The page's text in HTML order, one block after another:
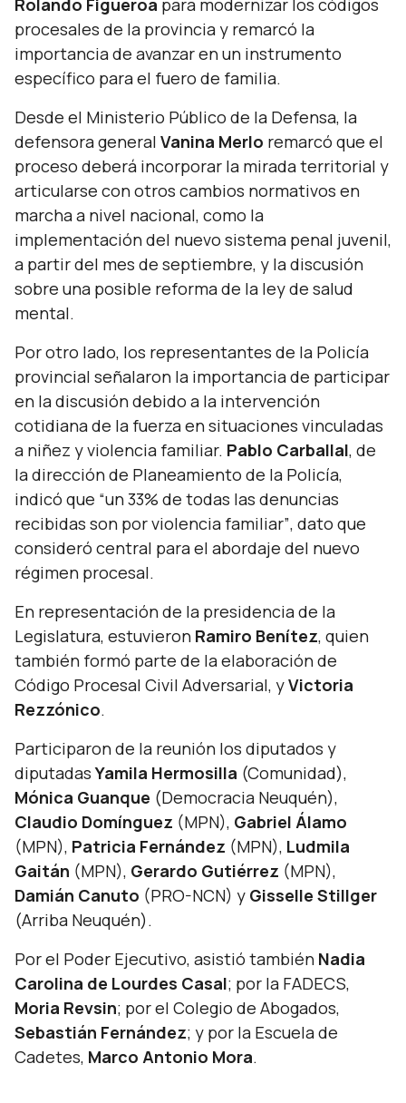
Rolando Figueroa para modernizar los códigos
procesales de la provincia y remarcó la
importancia de avanzar en un instrumento
específico para el fuero de familia.
Desde el Ministerio Público de la Defensa, la
defensora general Vanina Merlo remarcó que el
proceso deberá incorporar la mirada territorial y
articularse con otros cambios normativos en
marcha a nivel nacional, como la
implementación del nuevo sistema penal juvenil,
a partir del mes de septiembre, y la discusión
sobre una posible reforma de la ley de salud
mental.
Por otro lado, los representantes de la Policía
provincial señalaron la importancia de participar
en la discusión debido a la intervención
cotidiana de la fuerza en situaciones vinculadas
a niñez y violencia familiar. Pablo Carballal, de
la dirección de Planeamiento de la Policía,
indicó que “un 33% de todas las denuncias
recibidas son por violencia familiar”, dato que
consideró central para el abordaje del nuevo
régimen procesal.
En representación de la presidencia de la
Legislatura, estuvieron Ramiro Benítez, quien
también formó parte de la elaboración de
Código Procesal Civil Adversarial, yVictoria
Rezzónico.
Participaron de la reunión los diputados y
diputadasYamila Hermosilla (Comunidad),
Mónica Guanque (Democracia Neuquén),
Claudio Domínguez (MPN), Gabriel Álamo
(MPN), Patricia Fernández (MPN), Ludmila
Gaitán (MPN), Gerardo Gutiérrez (MPN),
Damián Canuto (PRO-NCN) y Gisselle Stillger
(Arriba Neuquén).
Por el Poder Ejecutivo, asistió también Nadia
Carolina de Lourdes Casal; por la FADECS,
Moria Revsin; por el Colegio de Abogados,
Sebastián Fernández; y por la Escuela de
Cadetes, Marco Antonio Mora.